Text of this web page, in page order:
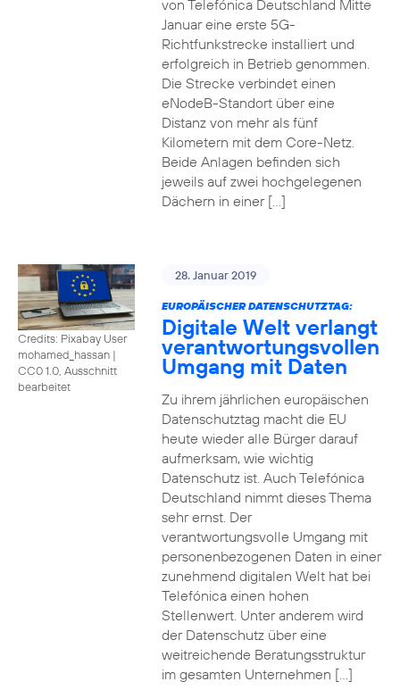
von Telefónica Deutschland Mitte
Januar eine erste 5G-
Richtfunkstrecke installiert und
erfolgreich in Betrieb genommen.
Die Strecke verbindet einen
eNodeB-Standort über eine
Distanz von mehr als fünf
Kilometern mit dem Core-Netz.
Beide Anlagen befinden sich
jeweils auf zwei hochgelegenen
Dächern in einer […]
Credits: Pixabay User
mohamed_hassan |
CC0 1.0, Ausschnitt
bearbeitet
28. Januar 2019
EUROPÄISCHER DATENSCHUTZTAG:
Digitale Welt verlangt
verantwortungsvollen
Umgang mit Daten
Zu ihrem jährlichen europäischen
Datenschutztag macht die EU
heute wieder alle Bürger darauf
aufmerksam, wie wichtig
Datenschutz ist. Auch Telefónica
Deutschland nimmt dieses Thema
sehr ernst. Der
verantwortungsvolle Umgang mit
personenbezogenen Daten in einer
zunehmend digitalen Welt hat bei
Telefónica einen hohen
Stellenwert. Unter anderem wird
der Datenschutz über eine
weitreichende Beratungsstruktur
im gesamten Unternehmen […]